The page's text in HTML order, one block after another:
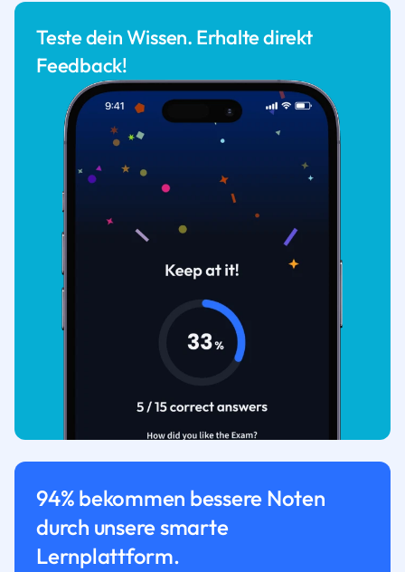
Teste dein Wissen. Erhalte direkt
Feedback!
94% bekommen bessere Noten
durch unsere smarte
Lernplattform.